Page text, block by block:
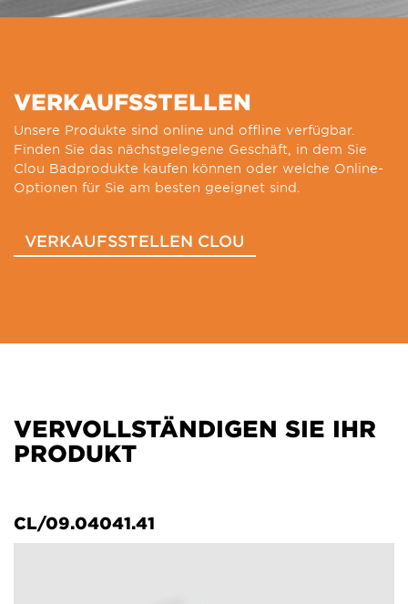
VERKAUFSSTELLEN
Unsere Produkte sind online und offline verfügbar.
Finden Sie das nächstgelegene Geschäft, in dem Sie
Clou Badprodukte kaufen können oder welche Online-
Optionen für Sie am besten geeignet sind.
VERKAUFSSTELLEN CLOU
VERVOLLSTÄNDIGEN SIE IHR
PRODUKT
CL/09.04041.41